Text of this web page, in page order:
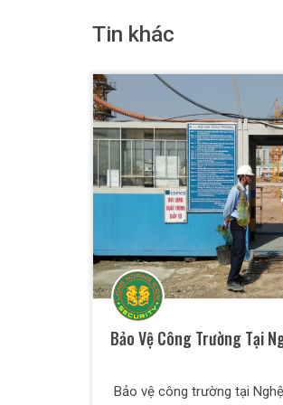
Tin khác
Bảo Vệ Công Trường Tại
Bảo vệ công trường tại